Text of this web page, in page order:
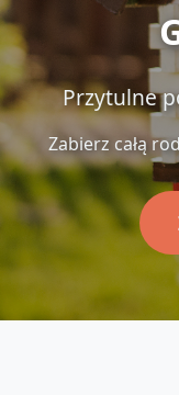
Przytulne
Zabierz całą